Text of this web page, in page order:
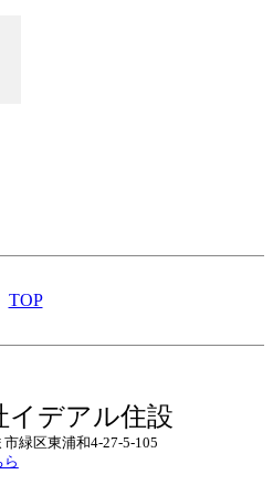
TOP
イデアル住設
緑区東浦和4-27-5-105
ら